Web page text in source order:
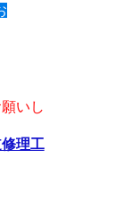
いし
理工